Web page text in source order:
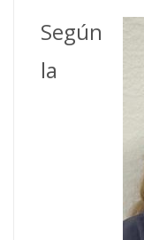
Según
la